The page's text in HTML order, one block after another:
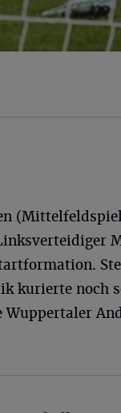
kurierte noch
Wuppertaler
04 U23